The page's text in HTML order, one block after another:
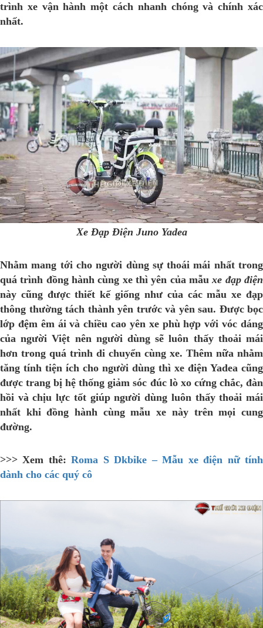
trình xe vận hành một cách nhanh chóng và chính xác
nhất.
Xe Đạp Điện Juno Yadea
Nhằm mang tới cho người dùng sự thoái mái nhất trong
quá trình đồng hành cùng xe thì yên của mẫuxe đạp điện
này cũng được thiết kế giống như của các mẫu xe đạp
thông thường tách thành yên trước và yên sau. Được bọc
lớp đệm êm ái và chiều cao yên xe phù hợp với vóc dáng
của người Việt nên người dùng sẽ luôn thấy thoải mái
hơn trong quá trình di chuyển cùng xe. Thêm nữa nhằm
tăng tính tiện ích cho người dùng thì xe điện Yadea cũng
được trang bị hệ thống giảm sóc đúc lò xo cứng chắc, đàn
hồi và chịu lực tốt giúp người dùng luôn thấy thoải mái
nhất khi đồng hành cùng mẫu xe này trên mọi cung
đường.
>>> Xem thê:Roma S Dkbike – Mẫu xe điện nữ tính
dành cho các quý cô